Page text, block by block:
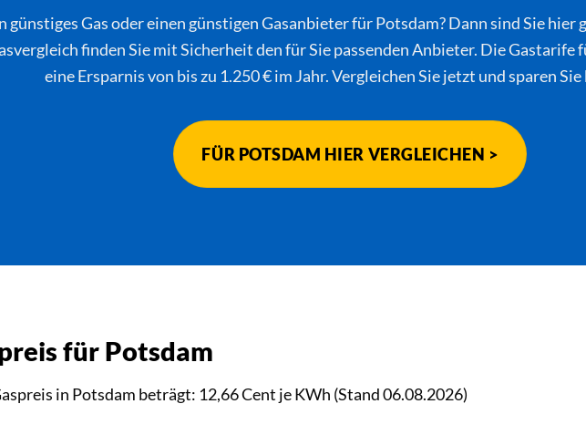
günstiges Gas oder einen günstigen Gasanbieter für Potsdam? Dann sind Sie
finden Sie mit Sicherheit den für Sie passenden Anbieter. Die
eine Ersparnis von bis zu 1.250 € im Jahr. Vergleichen Sie jetzt und sparen Sie
FÜR POTSDAM HIER VERGLEICHEN >
für Potsdam
in Potsdam beträgt: 12,66 Cent je KWh (Stand 06.08.2026)